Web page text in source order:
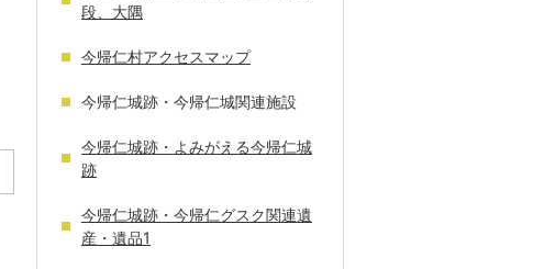
段、大隅
今帰仁村アクセスマップ
今帰仁城跡・今帰仁城関連施設
今帰仁城跡・よみがえる今帰仁城
跡
今帰仁城跡・今帰仁グスク関連遺
産・遺品1